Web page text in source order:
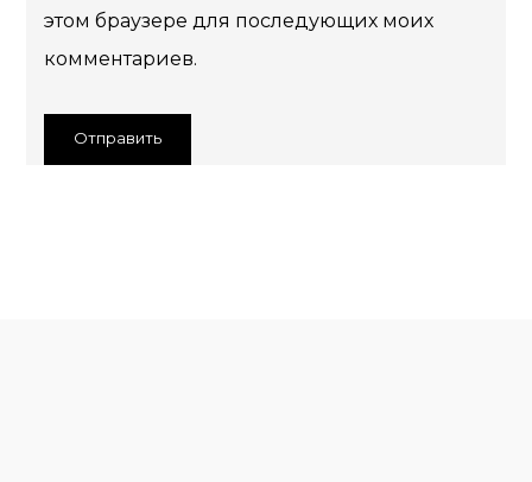
этом браузере для последующих моих
комментариев.